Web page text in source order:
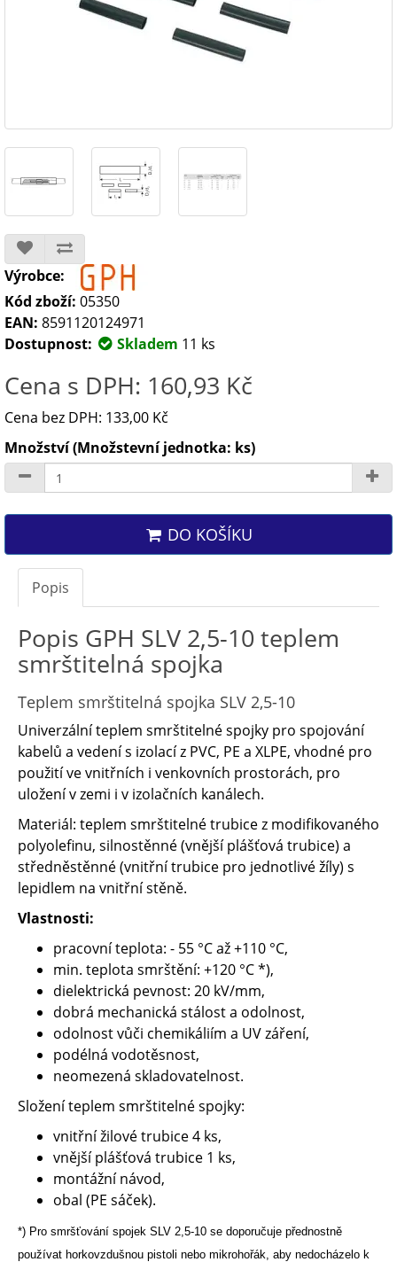
Výrobce:
Kód zboží: 05350
EAN: 8591120124971
Dostupnost:
Skladem 11 ks
Cena s DPH: 160,93 Kč
Cena bez DPH: 133,00 Kč
Množství (Množstevní jednotka: ks)
DO KOŠÍKU
Popis
Popis GPH SLV 2,5-10 teplem
smrštitelná spojka
Teplem smrštitelná spojka SLV 2,5-10
Univerzální teplem smrštitelné spojky pro spojování
kabelů a vedení s izolací z PVC, PE a XLPE, vhodné pro
použití ve vnitřních i venkovních prostorách, pro
uložení v zemi i v izolačních kanálech.
Materiál: teplem smrštitelné trubice z modifikovaného
polyolefinu, silnostěnné (vnější plášťová trubice) a
středněstěnné (vnitřní trubice pro jednotlivé žíly) s
lepidlem na vnitřní stěně.
Vlastnosti:
pracovní teplota: - 55 °C až +110 °C,
min. teplota smrštění: +120 °C *),
dielektrická pevnost: 20 kV/mm,
dobrá mechanická stálost a odolnost,
odolnost vůči chemikáliím a UV záření,
podélná vodotěsnost,
neomezená skladovatelnost.
Složení teplem smrštitelné spojky:
vnitřní žilové trubice 4 ks,
vnější plášťová trubice 1 ks,
montážní návod,
obal (PE sáček).
*) Pro smršťování spojek SLV 2,5-10 se doporučuje přednostně
používat horkovzdušnou pistoli nebo mikrohořák, aby nedocházelo k